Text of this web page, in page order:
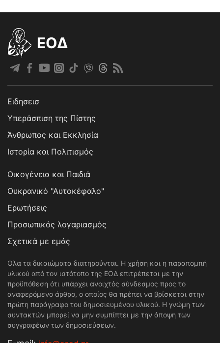
EOΔ
Ειδησεισ
Υπεράσπιση της Πίστης
Άνθρωπος και Εκκλησία
Ιστορία και Πολιτισμός
Οικογένεια και Παιδιά
Ουκρανικό "Αυτοκέφαλο"
Ερωτήσεις
Προσωπικός λογαριασμός
Σχετικά με εμάς
Ολα τα δικαιώματα διατηρούνται. Η χρήση και η παραπομπή
υλικού από τον ιστότοπο της ΕΟΔ επιτρέπεται με την
προϋπόθεση ότι υπάρχει ανοιχτός σύνδεσμος προς το
αναφερόμενο άρθρο, ο οποίος θα πρέπει να βρίσκεται στην
πρώτη παράγραφο του δημοσιευμένου υλικού. Η γνώμη των
συντακτών μπορεί να μην συμπίπτει με την άποψη των
συγγραφέων των δημοσιεύσεων.